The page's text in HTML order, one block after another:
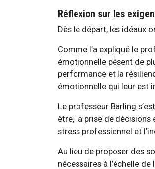
Réflexion sur les
Dès le départ, les idéaux
Comme l’a expliqué le
émotionnelle pèsent de
performance et la
émotionnelle qui leur est
Le professeur Barling
être, la prise de décisions
stress professionnel et
Au lieu de proposer des
nécessaires à l’échelle